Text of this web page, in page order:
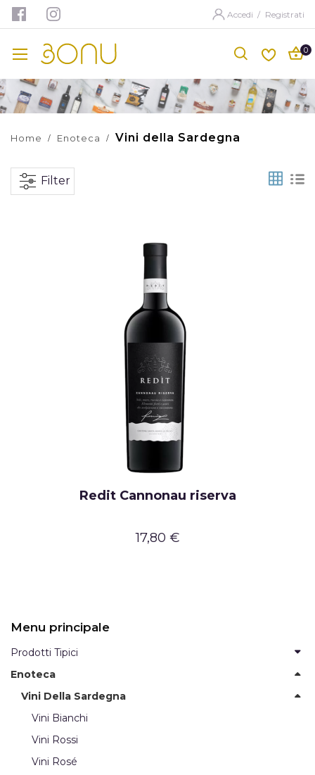
Accedi / Registrati
Home Enoteca Vini della Sardegna
Grid
Filter
Redit Cannonau riserva
17,80 €
Menu principale
Prodotti Tipici
Enoteca
Vini Della Sardegna
Vini Bianchi
Vini Rossi
Vini Rosé